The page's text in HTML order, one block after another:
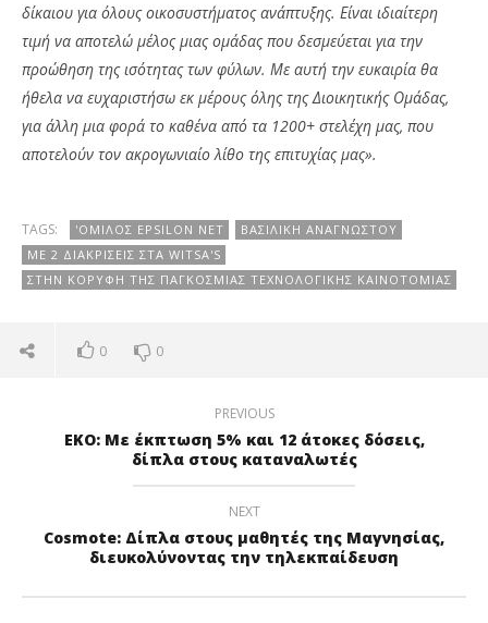
δίκαιου για όλους οικοσυστήματος ανάπτυξης. Είναι ιδιαίτερη
τιμή να αποτελώ μέλος μιας ομάδας που δεσμεύεται για την
προώθηση της ισότητας των φύλων. Με αυτή την ευκαιρία θα
ήθελα να ευχαριστήσω εκ μέρους όλης της Διοικητικής Ομάδας,
για άλλη μια φορά το καθένα από τα 1200+ στελέχη μας, που
αποτελούν τον ακρογωνιαίο λίθο της επιτυχίας μας».
TAGS: 'ΟΜΙΛΟΣ EPSILON NET
ΒΑΣΙΛΙΚΉ ΑΝΑΓΝΏΣΤΟΥ
ΜΕ 2 ΔΙΑΚΡΊΣΕΙΣ ΣΤΑ WITSA'S
ΣΤΗΝ ΚΟΡΥΦΉ ΤΗΣ ΠΑΓΚΌΣΜΙΑΣ ΤΕΧΝΟΛΟΓΙΚΉΣ ΚΑΙΝΟΤΟΜΊΑΣ
0 0
PREVIOUS
ΕΚΟ: Mε έκπτωση 5% και 12 άτοκες δόσεις,
δίπλα στους καταναλωτές
NEXT
Cosmote: Δίπλα στους μαθητές της Μαγνησίας,
διευκολύνοντας την τηλεκπαίδευση